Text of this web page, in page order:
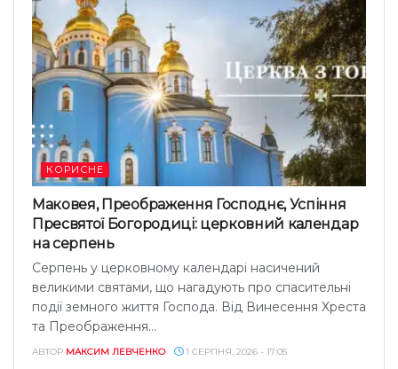
КОРИСНЕ
Маковея, Преображення Господнє, Успіння
Пресвятої Богородиці: церковний календар
на серпень
Серпень у церковному календарі насичений
великими святами, що нагадують про спасительні
події земного життя Господа. Від Винесення Хреста
та Преображення...
АВТОР МАКСИМ ЛЕВЧЕНКО 1 СЕРПНЯ, 2026 - 17:05